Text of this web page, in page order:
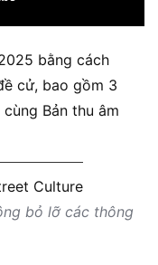
bằng cách
cử, bao gồm 3
Bản thu âm
Culture
bỏ lỡ các thông